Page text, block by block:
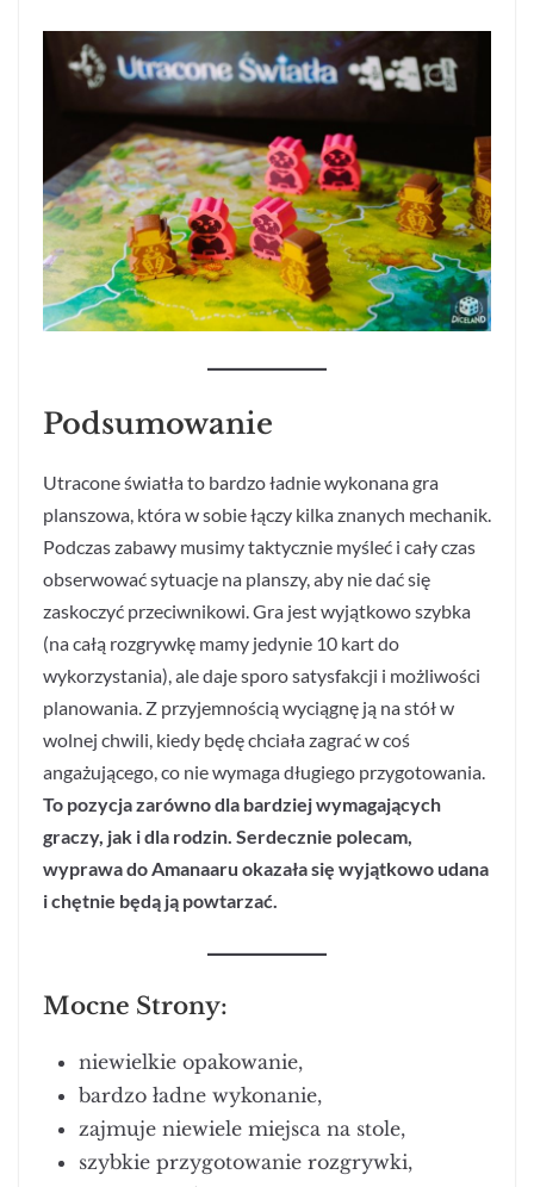
Podsumowanie
Utracone światła to bardzo ładnie wykonana gra
planszowa, która w sobie łączy kilka znanych mechanik.
Podczas zabawy musimy taktycznie myśleć i cały czas
obserwować sytuacje na planszy, aby nie dać się
zaskoczyć przeciwnikowi. Gra jest wyjątkowo szybka
(na całą rozgrywkę mamy jedynie 10 kart do
wykorzystania), ale daje sporo satysfakcji i możliwości
planowania. Z przyjemnością wyciągnę ją na stół w
wolnej chwili, kiedy będę chciała zagrać w coś
angażującego, co nie wymaga długiego przygotowania.
To pozycja zarówno dla bardziej wymagających
graczy, jak i dla rodzin. Serdecznie polecam,
wyprawa do Amanaaru okazała się wyjątkowo udana
i chętnie będą ją powtarzać.
Mocne Strony:
niewielkie opakowanie,
bardzo ładne wykonanie,
zajmuje niewiele miejsca na stole,
szybkie przygotowanie rozgrywki,